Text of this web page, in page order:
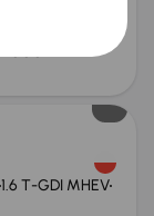
1.6 T-GDI MHEV